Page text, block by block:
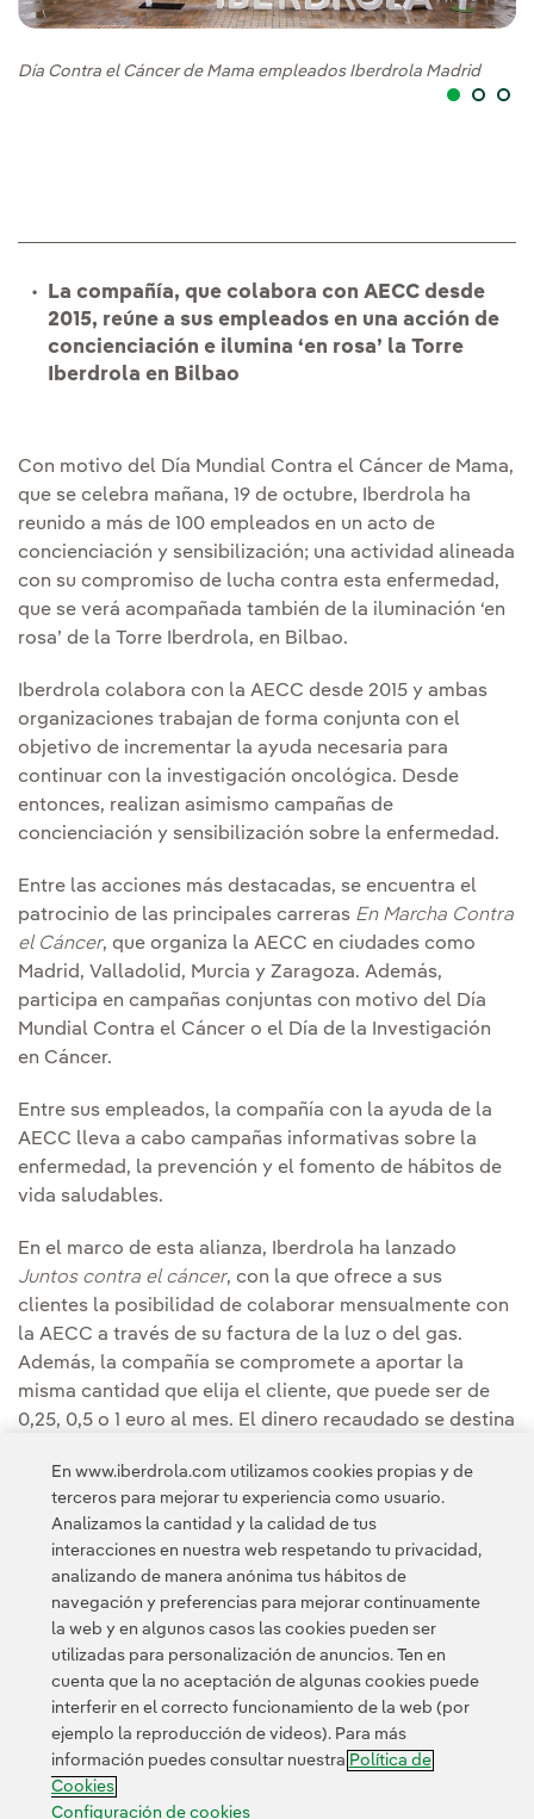
Día Contra el Cáncer de Mama empleados Iberdrola Madrid
La compañía, que colabora con AECC desde
2015, reúne a sus empleados en una acción de
concienciación e ilumina ‘en rosa’ la Torre
Iberdrola en Bilbao
Con motivo del Día Mundial Contra el Cáncer de Mama,
que se celebra mañana, 19 de octubre, Iberdrola ha
reunido a más de 100 empleados en un acto de
concienciación y sensibilización; una actividad alineada
con su compromiso de lucha contra esta enfermedad,
que se verá acompañada también de la iluminación ‘en
rosa’ de la Torre Iberdrola, en Bilbao.
Iberdrola colabora con la AECC desde 2015 y ambas
organizaciones trabajan de forma conjunta con el
objetivo de incrementar la ayuda necesaria para
continuar con la investigación oncológica. Desde
entonces, realizan asimismo campañas de
concienciación y sensibilización sobre la enfermedad.
Entre las acciones más destacadas, se encuentra el
patrocinio de las principales carreras En Marcha Contra
el Cáncer, que organiza la AECC en ciudades como
Madrid, Valladolid, Murcia y Zaragoza. Además,
participa en campañas conjuntas con motivo del Día
Mundial Contra el Cáncer o el Día de la Investigación
en Cáncer.
Entre sus empleados, la compañía con la ayuda de la
AECC lleva a cabo campañas informativas sobre la
enfermedad, la prevención y el fomento de hábitos de
vida saludables.
En el marco de esta alianza, Iberdrola ha lanzado
Juntos contra el cáncer, con la que ofrece a sus
clientes la posibilidad de colaborar mensualmente con
la AECC a través de su factura de la luz o del gas.
Además, la compañía se compromete a aportar la
misma cantidad que elija el cliente, que puede ser de
0,25, 0,5 o 1 euro al mes. El dinero recaudado se destina
Iberdrola reafirma con este proyecto su compromiso
social, que se materializa en numerosas iniciativas que
mejoran la calidad de vida de las personas.
Contacta Clientes Política de Privacidad Información legal
Transparencia en el uso de la IA Política de cookies
Configuración de cookies Accesibilidad
En www.iberdrola.com utilizamos cookies propias y de
terceros para mejorar tu experiencia como usuario.
Analizamos la cantidad y la calidad de tus
interacciones en nuestra web respetando tu privacidad,
analizando de manera anónima tus hábitos de
navegación y preferencias para mejorar continuamente
la web y en algunos casos las cookies pueden ser
utilizadas para personalización de anuncios. Ten en
cuenta que la no aceptación de algunas cookies puede
interferir en el correcto funcionamiento de la web (por
ejemplo la reproducción de videos). Para más
información puedes consultar nuestra Política de
Cookies
Configuración de cookies